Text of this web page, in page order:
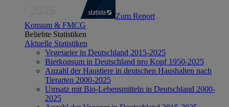
Zum Report
Konsum & FMCG
Beliebte Statistiken
Aktuelle Statistiken
Vegetarier in Deutschland 2015-2025
Bierkonsum in Deutschland pro Kopf 1950-2025
Anzahl der Haustiere in deutschen Haushalten nach
Tierarten 2000-2025
Umsatz mit Bio-Lebensmitteln in Deutschland 2000-
2025